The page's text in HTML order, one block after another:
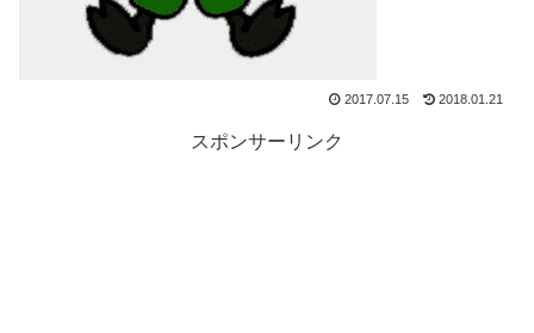
2017.07.15 2018.01.21
スポンサーリンク